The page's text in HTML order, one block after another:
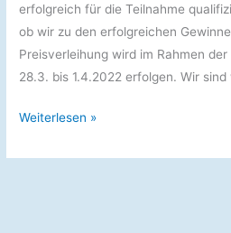
erfolgreich für die Teilnahme
ob wir zu den erfolgreichen
Preisverleihung wird im Rahmen
28.3. bis 1.4.2022 erfolgen. Wir
„Shop
Jahres
Weiterlesen »